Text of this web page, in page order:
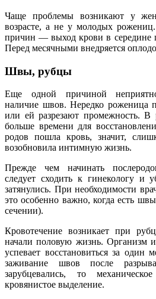
Чаще проблемы возникают у
возрасте, а не у молодых
причин — выход крови в середине
Перед месячными внедряется
Швы, рубцы
Еще одной причиной
наличие швов. Нередко роженица
или ей разрезают промежность. В
больше времени для
родов пошла кровь, значит,
возобновила интимную жизнь.
Прежде чем начинать
следует сходить к гинекологу и
затянулись. При необходимости
это особенно важно, когда есть
сечении).
Кровотечение возникает при
начали половую жизнь. Организм
успевает восстановиться за один
заживание швов после
зарубцевались, то
кровянистое выделение.